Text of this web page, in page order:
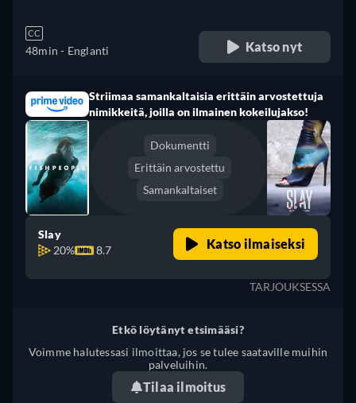
CC
48min - Englanti Katso nyt
Striimaa samankaltaisia erittäin arvostettuja
nimikkeitä, joilla on ilmainen kokeilujakso!
Dokumentti
Erittäin arvostettu
Samankaltaiset
Slay
20%
8.7 Katso ilmaiseksi
TARJOUKSESSA
Etkö löytänyt etsimääsi?
Voimme halutessasi ilmoittaa, jos se tulee saataville muihin
palveluihin.
Tilaa ilmoitus